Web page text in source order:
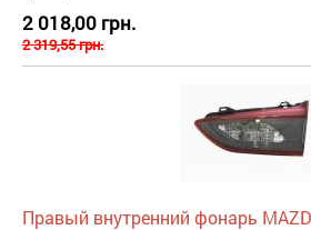
2 018,00 грн.
2 319,55 грн.
Правый внутренний фонарь